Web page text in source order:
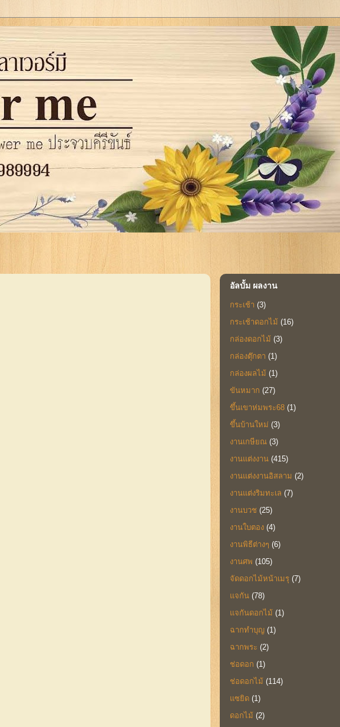
อัลบั้ม ผลงาน
กระเช้า (3)
กระเช้าดอกไม้ (16)
กล่องดอกไม้ (3)
กล่องตุ๊กตา (1)
กล่องผลไม้ (1)
ขันหมาก (27)
ขึ้นเขาห่มพระ68 (1)
ขึ้นบ้านใหม่ (3)
งานเกษียณ (3)
งานแต่งงาน (415)
งานแต่งงานอิสลาม (2)
งานแต่งริมทะเล (7)
งานบวช (25)
งานใบตอง (4)
งานพิธีต่างๆ (6)
งานศพ (105)
จัดดอกไม้หน้าเมรุ (7)
แจกัน (78)
แจกันดอกไม้ (1)
ฉากทำบุญ (1)
ฉากพระ (2)
ช่อดอก (1)
ช่อดอกไม้ (114)
แซยิด (1)
ดอกไม้ (2)